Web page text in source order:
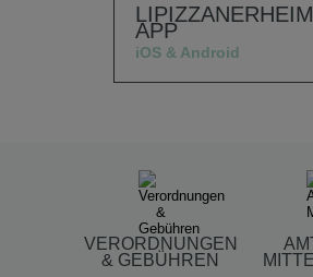
APP
iOS & Android
VERORDNUNGEN
& GEBÜHREN